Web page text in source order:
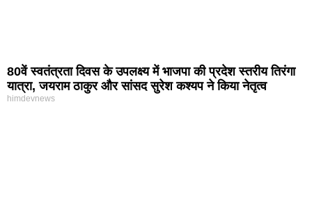
80वें स्वतंत्रता दिवस के उपलक्ष्य में भाजपा की प्रदेश स्तरीय तिरंगा
यात्रा, जयराम ठाकुर और सांसद सुरेश कश्यप ने किया नेतृत्व
himdevnews